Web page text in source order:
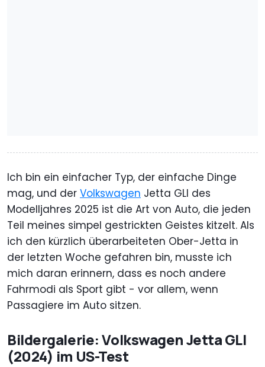
Ich bin ein einfacher Typ, der einfache Dinge
mag, und der Volkswagen Jetta GLI des
Modelljahres 2025 ist die Art von Auto, die jeden
Teil meines simpel gestrickten Geistes kitzelt. Als
ich den kürzlich überarbeiteten Ober-Jetta in
der letzten Woche gefahren bin, musste ich
mich daran erinnern, dass es noch andere
Fahrmodi als Sport gibt - vor allem, wenn
Passagiere im Auto sitzen.
Bildergalerie: Volkswagen Jetta GLI
(2024) im US-Test